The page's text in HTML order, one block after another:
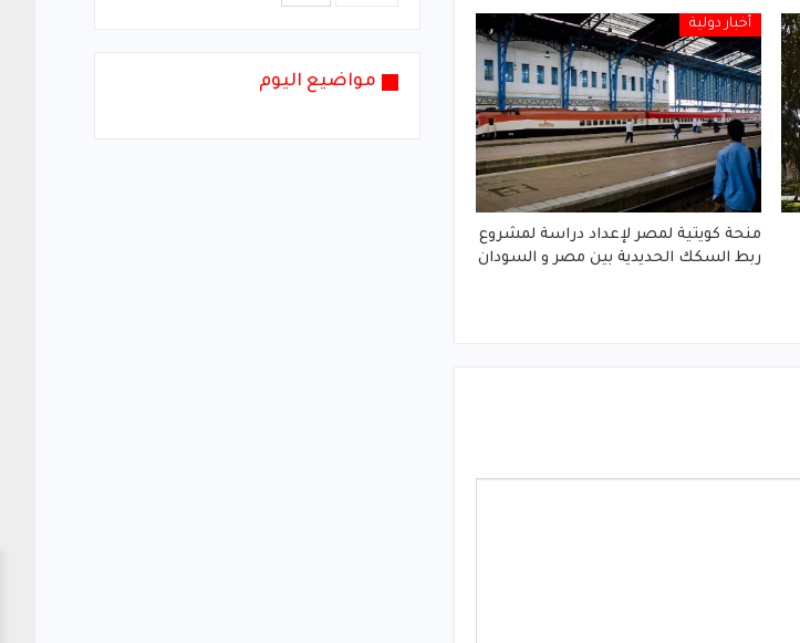
أخبار دولية
منحة كويتية لمصر لإعداد دراسة لمشروع
ربط السكك الحديدية بين مصر و السودان
مواضيع اليوم